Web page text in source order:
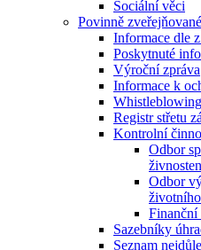
Sociální věci
Povinně
Informace dle
Poskytnuté
Výroční zpráva
Informace k
Whistleblowing
Registr střetu
Kontrolní
Odbor
Odbor
Sazebníky
Seznam